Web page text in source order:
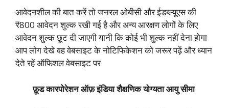
आवेदनशील की बात करें तो जनरल ओबीसी और ईडब्ल्यूएस की
₹800 आवेदन शुल्क रखी गई है और अन्य आरक्षण लोगों के लिए
आवेदन शुल्क छूट दी जाएगी यानी कि कोई भी शुल्क नहीं देना होगा
आप लोग देखे वह वेबसाइट के नोटिफिकेशन को जरूर पढ़ें और ध्यान
देते रहें ऑफिशल वेबसाइट पर
फ़ूड कारपोरेशन ऑफ़ इंडिया शैक्षणिक योग्यता आयु सीमा